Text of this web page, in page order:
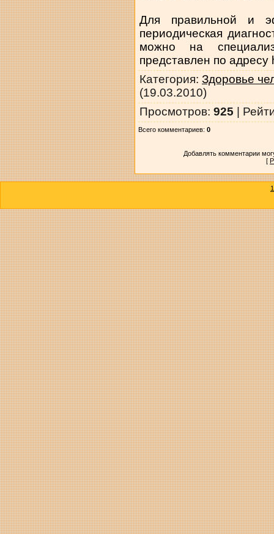
Для правильной и
периодическая
можно на
представлен по адресу
Категория: Здоровье
(19.03.2010)
Просмотров: 925 |
Всего комментариев: 0
Добавлять комментарии
[